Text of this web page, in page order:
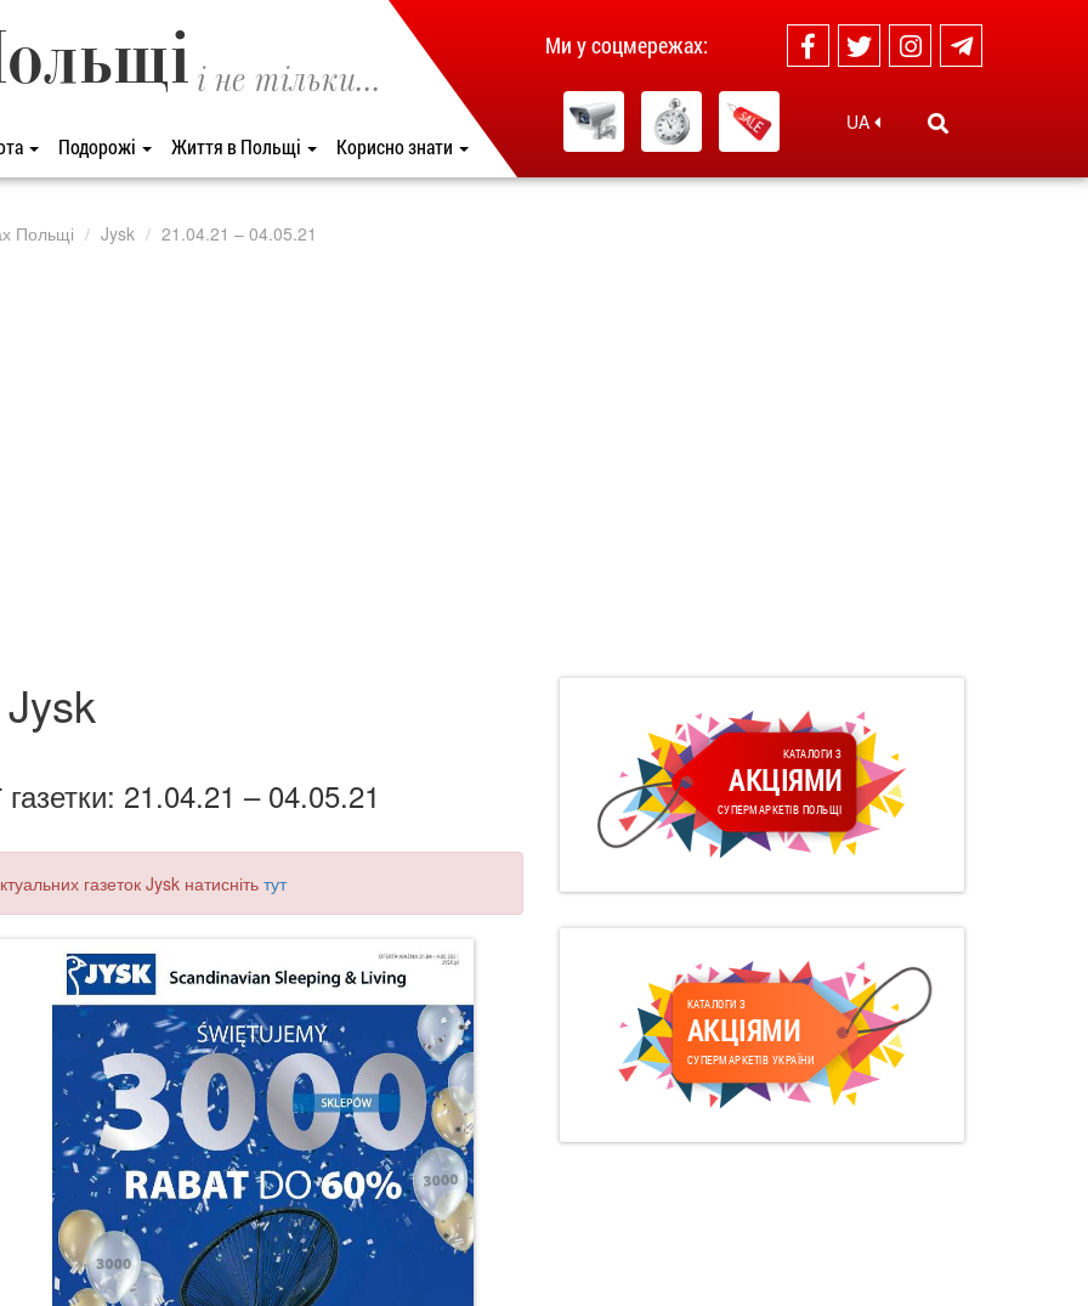
і не тільки...
Подорожі Життя в Польщі Корисно знати
Ми у соцмережах:
UA
Польщі Jysk 21.04.21 – 04.05.21
Jysk
газетки: 21.04.21 – 04.05.21
газеток Jysk натисніть тут
КАТАЛОГИ З
АКЦІЯМИ
СУПЕРМАРКЕТІВ ПОЛЬЩІ
КАТАЛОГИ З
АКЦІЯМИ
СУПЕРМАРКЕТІВ УКРАЇНИ